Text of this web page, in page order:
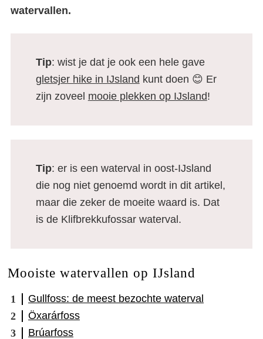
watervallen.
Tip: wist je dat je ook een hele gave
gletsjer hike in IJsland kunt doen 😊 Er
zijn zoveel mooie plekken op IJsland!
Tip: er is een waterval in oost-IJsland
die nog niet genoemd wordt in dit artikel,
maar die zeker de moeite waard is. Dat
is de Klifbrekkufossar waterval.
Mooiste watervallen op IJsland
Gullfoss: de meest bezochte waterval
Öxarárfoss
Brúarfoss